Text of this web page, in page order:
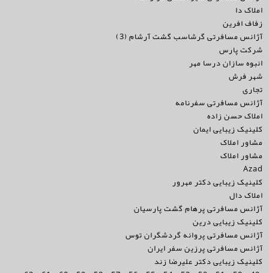
املاک دا
زفاف افرين
آژانس مسافرتی گرشاسب گشت آرشام (3)
شرکت پارس
انبوه سازان درسا مهر
شهر فرش
تجاری
آژانس مسافرتی سفرنامه
املاک حسن زاده
کلینیک زیبایی ایمان
مشاور املاک
مشاور املاک
Azad
کلینیک زیبایی دکتر مهرور
املاک دال
آژانس مسافرتی پرهام گشت پارسیان
کلینیک زیبایی درین
آژانس مسافرتی پروانه گردشگران توس
آژانس مسافرتی پرزین سفر ایران
کلینیک زیبایی دکتر علیرضا زند